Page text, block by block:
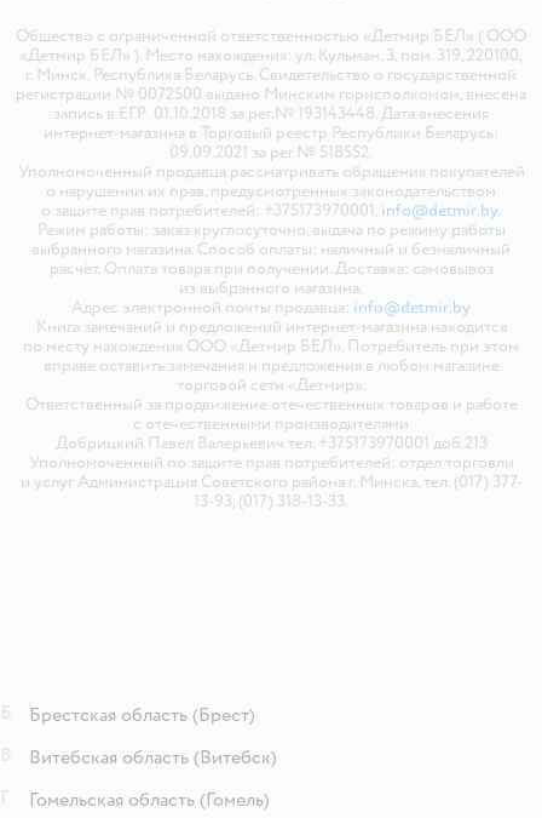
Общество с ограниченной ответственностью «Детмир БЕЛ» ( ООО
«Детмир БЕЛ» ). Место нахождения: ул. Кульман, 3, пом. 319, 220100,
г. Минск, Республика Беларусь. Свидетельство о государственной
регистрации № 0072500 выдано Минским горисполкомом, внесена
запись в ЕГР 01.10.2018 за рег.№ 193143448. Дата внесения
интернет-магазина в Торговый реестр Республики Беларусь:
09.09.2021 за рег.№ 518552.
Уполномоченный продавца рассматривать обращения покупателей
о нарушении их прав, предусмотренных законодательством
о защите прав потребителей: +375173970001, info@detmir.by.
Режим работы: заказ круглосуточно, выдача по режиму работы
выбранного магазина. Способ оплаты: наличный и безналичный
расчёт. Оплата товара при получении. Доставка: самовывоз
из выбранного магазина.
Адрес электронной почты продавца: info@detmir.by
Книга замечаний и предложений интернет-магазина находится
по месту нахождения ООО «Детмир БЕЛ». Потребитель при этом
вправе оставить замечания и предложения в любом магазине
торговой сети «Детмир».
Ответственный за продвижение отечественных товаров и работе
с отечественными производителями
Добрицкий Павел Валерьевич тел. +375173970001 доб.213
Уполномоченный по защите прав потребителей: отдел торговли
и услуг Администрация Советского района г. Минска, тел. (017) 377-
13-93, (017) 318-13-33.
Брестская область (Брест)
Витебская область (Витебск)
Гомельская область (Гомель)